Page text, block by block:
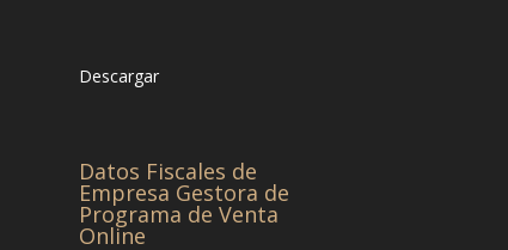
Descargar
Datos Fiscales de
Empresa Gestora de
Programa de Venta
Online